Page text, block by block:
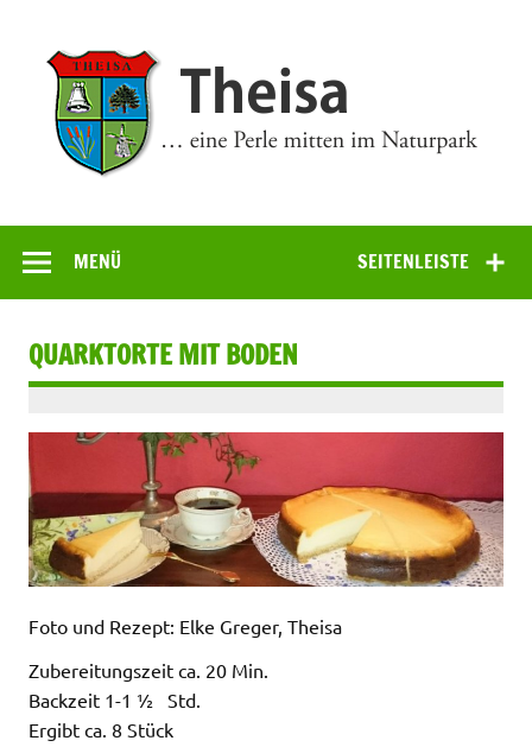
springen
SEITENLEISTE
MENÜ
QUARKTORTE MIT BODEN
Foto und Rezept: Elke Greger, Theisa
Zubereitungszeit ca. 20 Min.
Backzeit 1-1 ½ Std.
Ergibt ca. 8 Stück